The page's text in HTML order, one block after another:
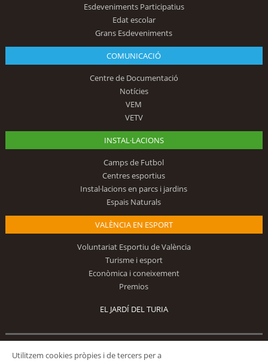
Esdeveniments Participatius
Edat escolar
Grans Esdeveniments
COMUNICACIÓ
Centre de Documentació
Notícies
VEM
VETV
INSTAL·LACIONS
Camps de Futbol
Centres esportius
Instal·lacions en parcs i jardins
Espais Naturals
VALÈNCIA EN ESPORT
Voluntariat Esportiu de València
Turisme i esport
Econòmica i coneixement
Premios
EL JARDÍ DEL TURIA
Utilitzem cookies pròpies i de tercers per a